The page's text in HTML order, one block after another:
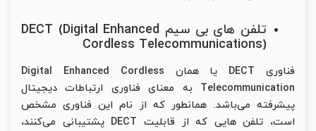
تلفن های بی سیم DECT (Digital Enhanced
Cordless Telecommunications)
فناوری DECT یا همان Digital Enhanced Cordless
Telecommunication به معنای فناوری ارتباطات دیجیتال
پیشرفته می‌باشد. همانطور که از نام این فناوری مشخص
است، تلفن هایی که از قابلیت DECT پشتیبانی می‌کنند،